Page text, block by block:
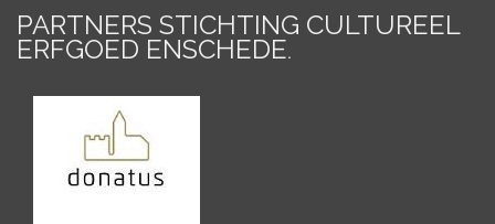
PARTNERS STICHTING CULTUREEL
ERFGOED ENSCHEDE.